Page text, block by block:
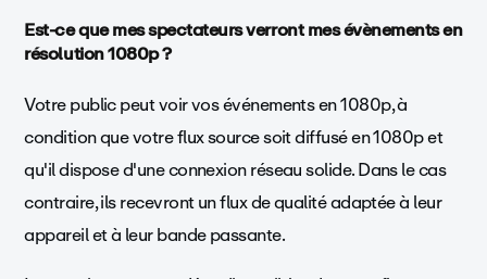
Est-ce que mes spectateurs verront mes évènements en
résolution 1080p ?
Votre public peut voir vos événements en 1080p, à
condition que votre flux source soit diffusé en 1080p et
qu'il dispose d'une connexion réseau solide. Dans le cas
contraire, ils recevront un flux de qualité adaptée à leur
appareil et à leur bande passante.